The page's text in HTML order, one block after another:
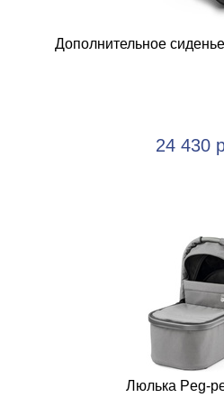
Дополнительное
24 430
Люлька Peg-